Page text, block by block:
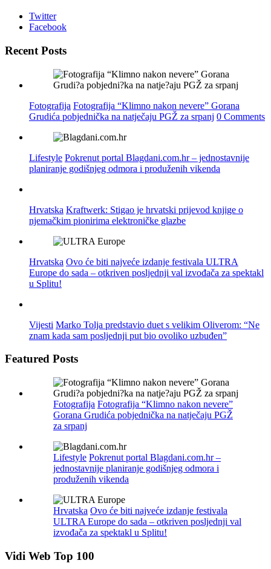
Twitter
Facebook
Recent Posts
Fotografija Fotografija “Klimno nakon nevere” Gorana
Grudića pobjednička na natječaju PGŽ za srpanj 0 Comments
Lifestyle Pokrenut portal Blagdani.com.hr – jednostavnije
planiranje godišnjeg odmora i produženih vikenda
Hrvatska Kraftwerk: Stigao je hrvatski prijevod knjige o
njemačkim pionirima elektroničke glazbe
Hrvatska Ovo će biti najveće izdanje festivala ULTRA
Europe do sada – otkriven posljednji val izvođača za spektakl
u Splitu!
Vijesti Marko Tolja predstavio duet s velikim Oliverom: “Ne
znam kada sam posljednji put bio ovoliko uzbuđen”
Featured Posts
Fotografija Fotografija “Klimno nakon nevere”
Gorana Grudića pobjednička na natječaju PGŽ
za srpanj
Lifestyle Pokrenut portal Blagdani.com.hr –
jednostavnije planiranje godišnjeg odmora i
produženih vikenda
Hrvatska Ovo će biti najveće izdanje festivala
ULTRA Europe do sada – otkriven posljednji val
izvođača za spektakl u Splitu!
Vidi Web Top 100